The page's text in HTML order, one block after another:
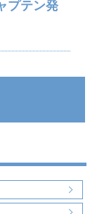
プテン発